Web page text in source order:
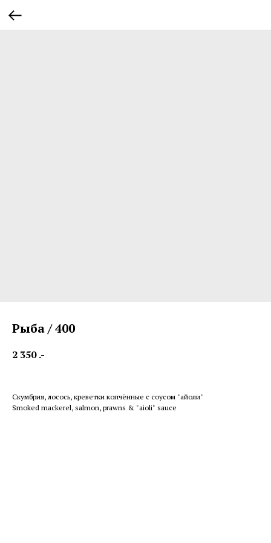
Рыба / 400
2 350 .-
Скумбрия, лосось, креветки копчённые с соусом "айоли"
Smoked mackerel, salmon, prawns & "aioli" sauce